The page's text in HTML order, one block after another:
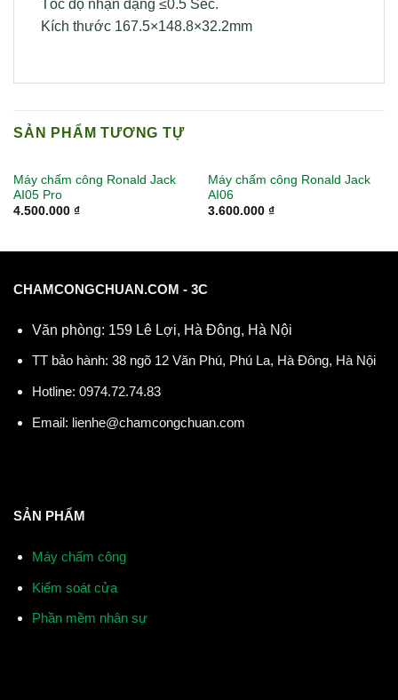
Tốc độ nhận dạng ≤0.5 Sec.
Kích thước 167.5×148.8×32.2mm
SẢN PHẨM TƯƠNG TỰ
Máy chấm công Ronald Jack
AI05 Pro
4.500.000 ₫
Máy chấm công Ronald Jack
AI06
3.600.000 ₫
CHAMCONGCHUAN.COM - 3C
Văn phòng: 159 Lê Lợi, Hà Đông, Hà Nội
TT bảo hành: 38 ngõ 12 Văn Phú, Phú La, Hà Đông, Hà Nội
Hotline: 0974.72.74.83
Email: lienhe@chamcongchuan.com
SẢN PHẨM
Máy chấm công
Kiểm soát cửa
Phần mềm nhân sự